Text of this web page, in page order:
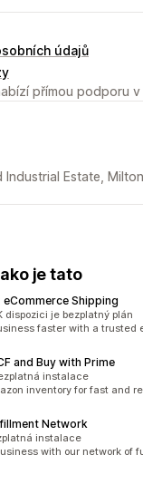
údajů
přímou podporu v
Estate,
je tato
Shipping
recenzí: 630
dispozici je bezplatný plán
faster with a trusted
and Buy with Prime
recenzí: 74instalace
inventory for fast and
Network
recenzí: 3instalace
with our network of